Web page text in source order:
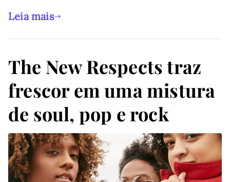
Leia mais
The New Respects traz
frescor em uma mistura
de soul, pop e rock